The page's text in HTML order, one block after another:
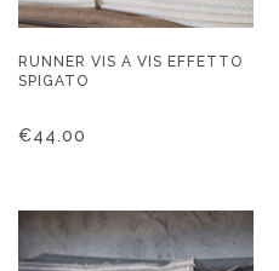
RUNNER VIS A VIS EFFETTO
SPIGATO
€44.00